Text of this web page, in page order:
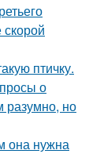
птичку.
о
разумно, но
она нужна